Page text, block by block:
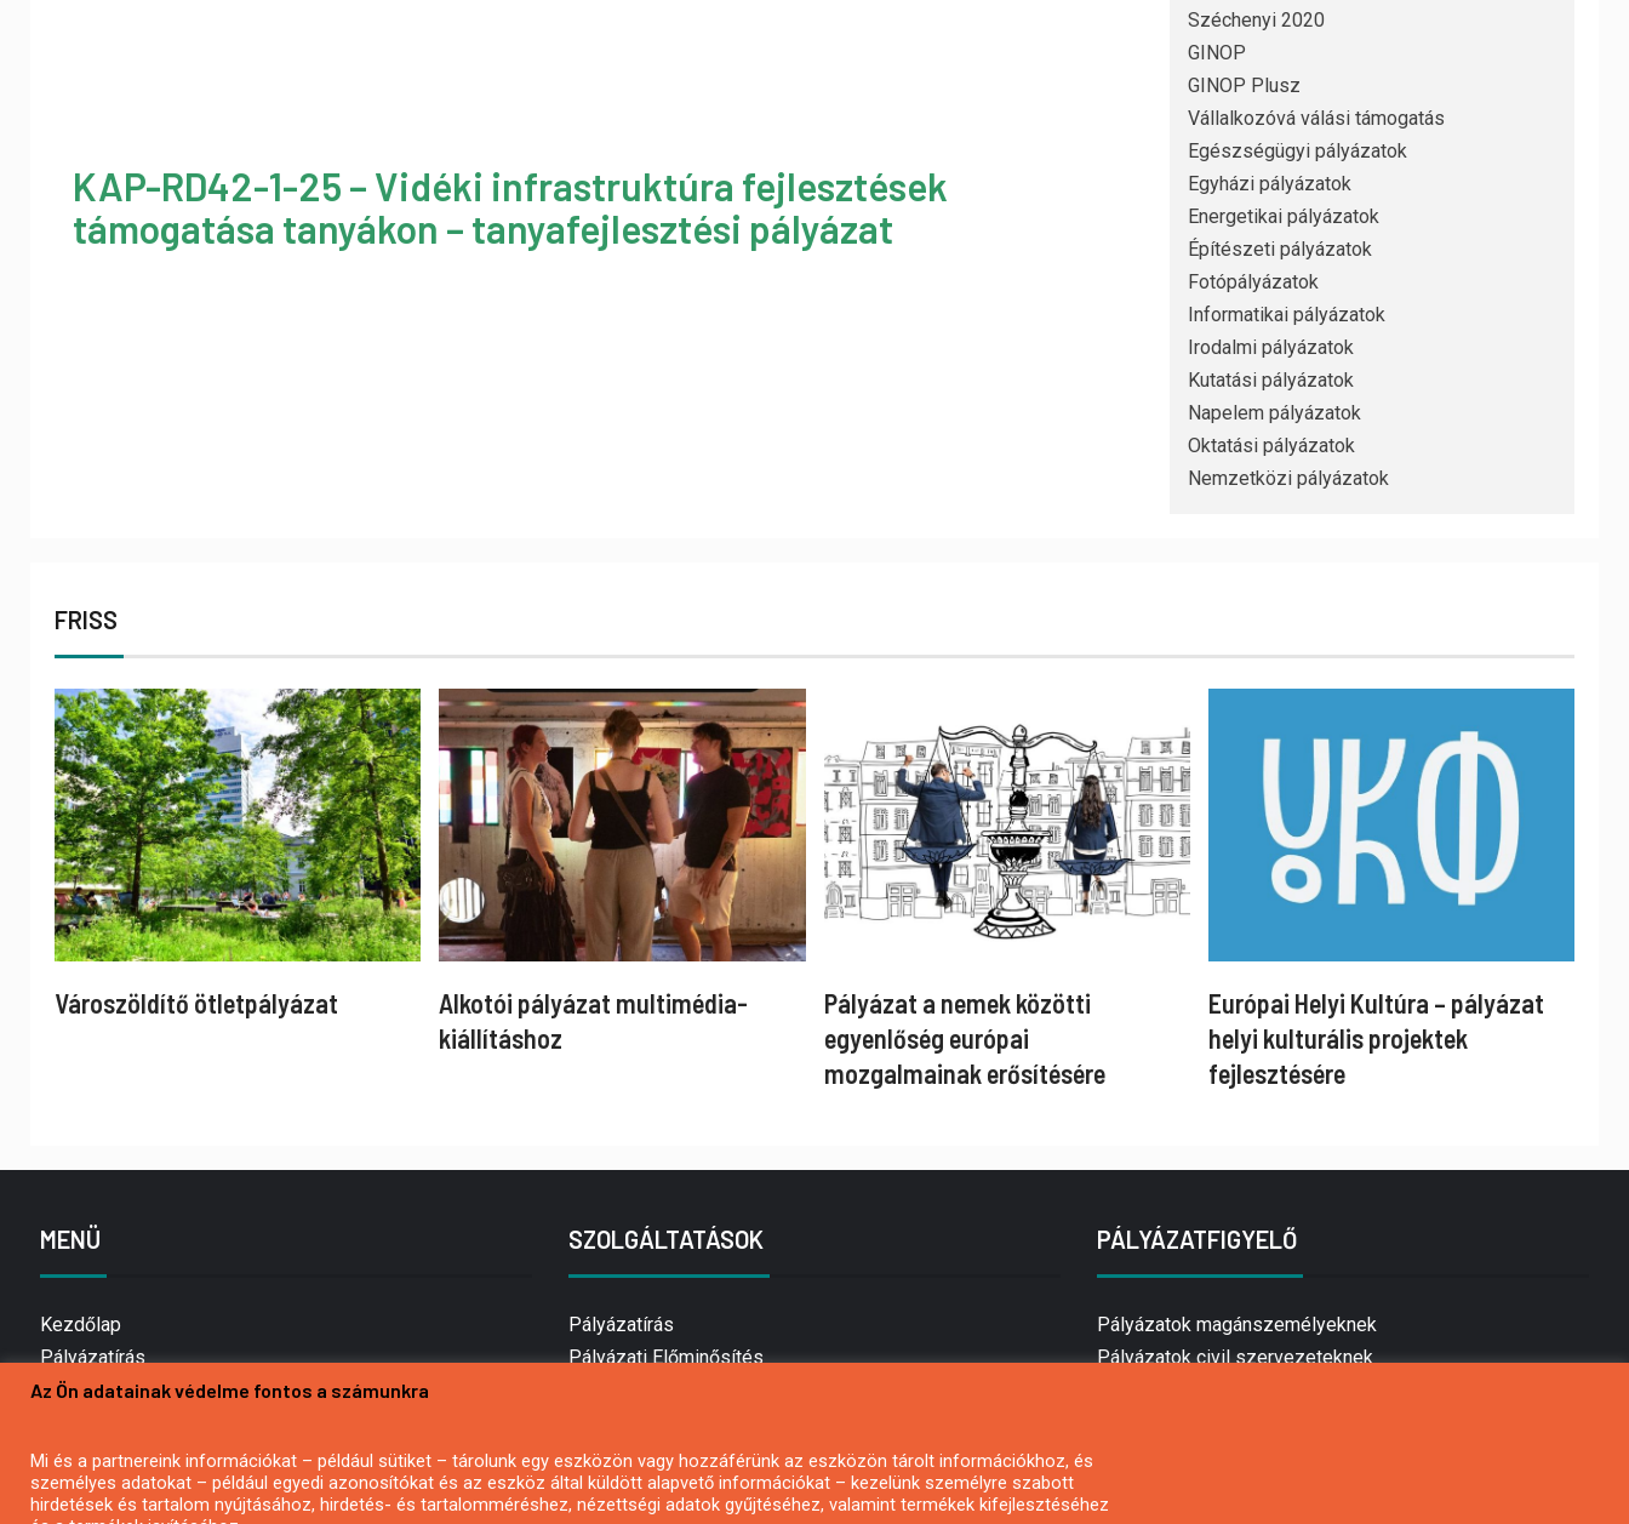
KAP-RD42-1-25 – Vidéki infrastruktúra fejlesztések
támogatása tanyákon – tanyafejlesztési pályázat
Széchenyi 2020
GINOP
GINOP Plusz
Vállalkozóvá válási támogatás
Egészségügyi pályázatok
Egyházi pályázatok
Energetikai pályázatok
Építészeti pályázatok
Fotópályázatok
Informatikai pályázatok
Irodalmi pályázatok
Kutatási pályázatok
Napelem pályázatok
Oktatási pályázatok
Nemzetközi pályázatok
FRISS
Városzöldítő ötletpályázat
Alkotói pályázat multimédia-
kiállításhoz
Pályázat a nemek közötti
egyenlőség európai
mozgalmainak erősítésére
Európai Helyi Kultúra – pályázat
helyi kulturális projektek
fejlesztésére
MENÜ
Kezdőlap
Pályázatírás
Bemutatkozás
Hírlevél feliratkozás
Impresszum
SZOLGÁLTATÁSOK
Pályázatírás
Pályázati Előminősítés
Mezőgazdasági pályázatírás
Pályázatírás magánszemélyeknek
PÁLYÁZATFIGYELŐ
Pályázatok magánszemélyeknek
Pályázatok civil szervezeteknek
Az Ön adatainak védelme fontos a számunkra
Mi és a partnereink információkat – például sütiket – tárolunk egy eszközön vagy hozzáférünk az eszközön tárolt információkhoz, és
személyes adatokat – például egyedi azonosítókat és az eszköz által küldött alapvető információkat – kezelünk személyre szabott
hirdetések és tartalom nyújtásához, hirdetés- és tartalomméréshez, nézettségi adatok gyűjtéséhez, valamint termékek kifejlesztéséhez